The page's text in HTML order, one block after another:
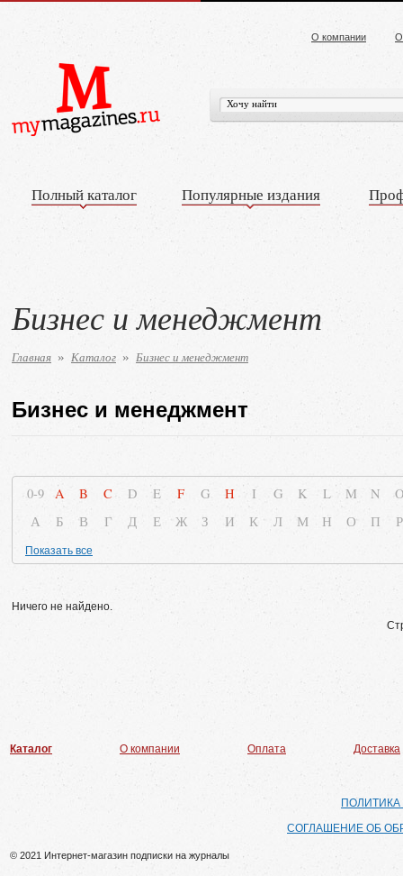
О компании
Полный каталог Популярные издания
Бизнес и менеджмент
Главная » Каталог » Бизнес и менеджмент
Бизнес и менеджмент
0-9 A B C D E F G H I G K L M N
А
Б В Г Д Е Ж З И К Л М Н О П Р
Показать все
Ничего не найдено.
Каталог О компании Оплата Доставка
СОГЛАШЕНИЕ ОБ
© 2021 Интернет-магазин подписки на журналы